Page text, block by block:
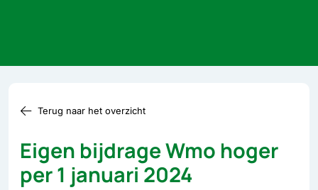
Terug naar het overzicht
Eigen bijdrage Wmo hoger
per 1 januari 2024